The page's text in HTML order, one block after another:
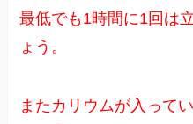
最低でも1時間に1回は
ょう。
またカリウムが入って